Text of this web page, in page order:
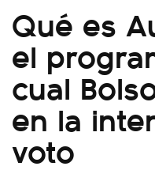
Qué es
el
cual
en la
voto